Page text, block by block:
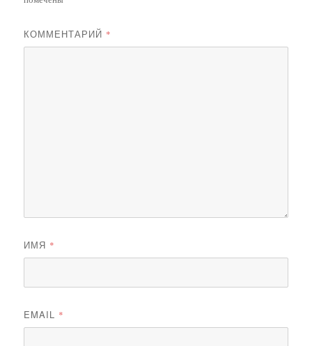
КОММЕНТАРИЙ *
ИМЯ *
EMAIL *